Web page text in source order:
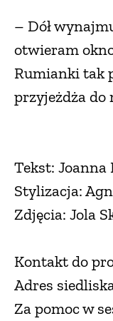
– Dół
otwieram
Rumianki tak
przyjeżdża do
Tekst: Joanna
Stylizacja:
Zdjęcia: Jola
Kontakt do
Adres
Za pomoc w